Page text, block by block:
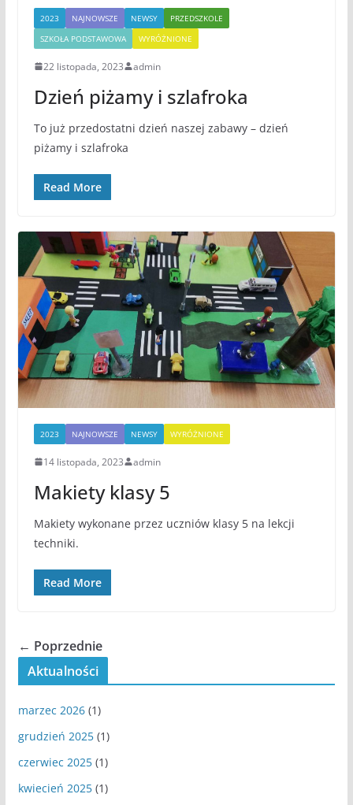
2023 NAJNOWSZE NEWSY
PRZEDSZKOLE
SZKOŁA PODSTAWOWA
WYRÓŻNIONE
22 listopada, 2023 admin
Dzień piżamy i szlafroka
To już przedostatni dzień naszej zabawy – dzień
piżamy i szlafroka
Read More
2023 NAJNOWSZE NEWSY WYRÓŻNIONE
14 listopada, 2023 admin
Makiety klasy 5
Makiety wykonane przez uczniów klasy 5 na lekcji
techniki.
Read More
← Poprzednie
Aktualności
marzec 2026(1)
grudzień 2025(1)
czerwiec 2025(1)
kwiecień 2025(1)